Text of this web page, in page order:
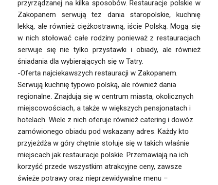
przyrządzanej na kilka sposobów. Restauracje polskie w
Zakopanem serwują tez dania staropolskie, kuchnię
lekką, ale również ciężkostrawną, iście Polską. Mogą się
w nich stołować całe rodziny ponieważ z restauracjach
serwuje się nie tylko przystawki i obiady, ale również
śniadania dla wybierających się w Tatry.
-Oferta najciekawszych restauracji w Zakopanem.
Serwują kuchnię typowo polską, ale również dania
regionalne. Znajdują się w centrum miasta, okolicznych
miejscowościach, a także w większych pensjonatach i
hotelach. Wiele z nich oferuje również catering i dowóz
zamówionego obiadu pod wskazany adres. Każdy kto
przyjeżdża w góry chętnie stołuje się w takich właśnie
miejscach jak restauracje polskie. Przemawiają na ich
korzyść przede wszystkim atrakcyjne ceny, zawsze
świeże potrawy oraz nieprzewidywalne menu –